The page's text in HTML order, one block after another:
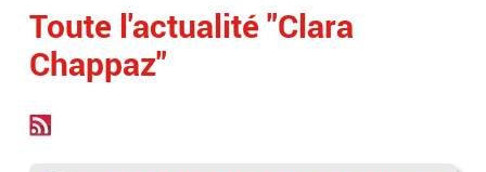
Toute l'actualité "Clara
Chappaz"